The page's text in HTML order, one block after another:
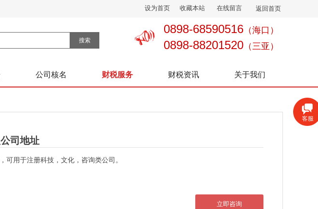
返回首页
在线留言
设为首页 收藏本站
0898-68590516 （海口）
0898-88201520 （三亚）
搜索
公司核名 财税服务 财税资讯 关于我们
立即咨询
司地址
可用于注册科技，文化，咨询类公司。
客服